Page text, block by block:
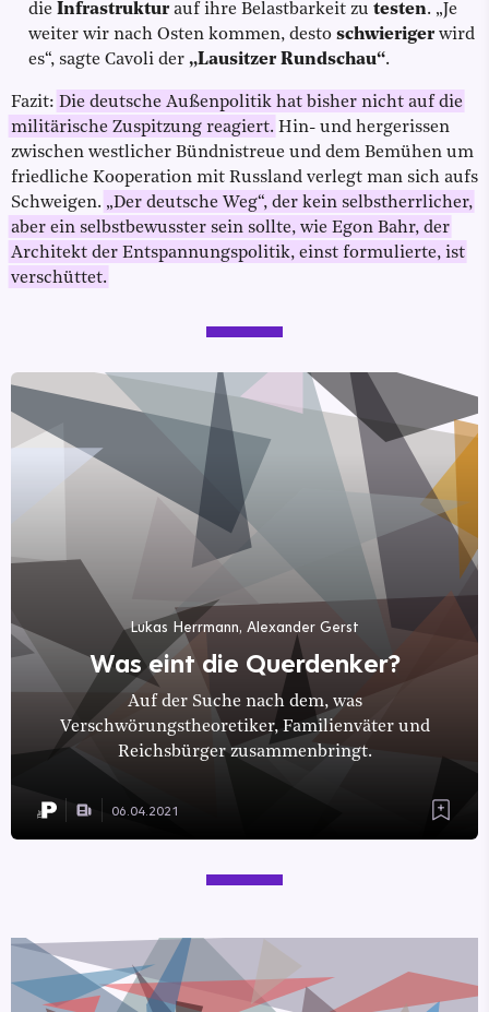
die Infrastrukturauf ihre Belastbarkeit zu testen. „Je
weiter wir nach Osten kommen, desto schwierigerwird
es“, sagte Cavoli der „Lausitzer Rundschau“.
Fazit: Die deutsche Außenpolitik hat bisher nicht auf die
militärische Zuspitzung reagiert. Hin- und hergerissen
zwischen westlicher Bündnistreue und dem Bemühen um
friedliche Kooperation mit Russland verlegt man sich aufs
Schweigen. „Der deutsche Weg“, der kein selbstherrlicher,
aber ein selbstbewusster sein sollte, wie Egon Bahr, der
Architekt der Entspannungspolitik, einst formulierte, ist
verschüttet.
Lukas Herrmann, Alexander Gerst
Was eint die Querdenker?
Auf der Suche nach dem, was
Verschwörungstheoretiker, Familienväter und
Reichsbürger zusammenbringt.
06.04.2021